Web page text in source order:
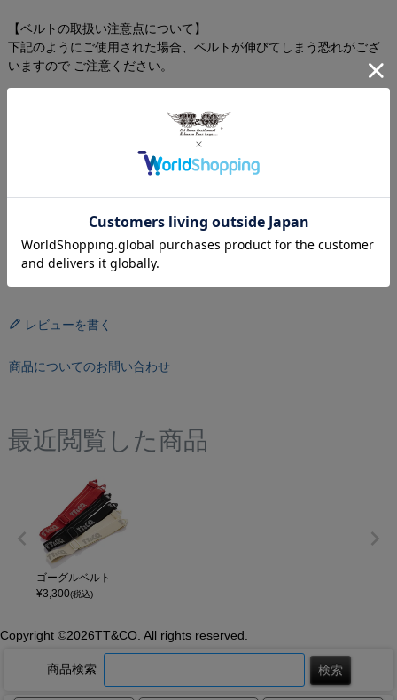
【ベルトの取扱い注意点について】
下記のようにご使用された場合、ベルトが伸びてしまう恐れがござ
いますので ご注意ください。
・屋外や直射日光などの環境下での保管
・洗濯乾燥機使用時、他の衣類と引っ張り合った場合
・過度に引っ張った場合
また、通常にご使用されていても経年劣化で伸びてしまう場合もご
ざいます。
画像の色や質感はできる限り実物に近くなるように努めております
が お使いの環境（モニター、携帯の機種等）により異なる場合がご
ざいます。
レビューを書く
商品についてのお問い合わせ
最近閲覧した商品
ゴーグルベルト
¥3,300(税込)
Copyright ©2026TT&CO. All rights reserved.
商品検索